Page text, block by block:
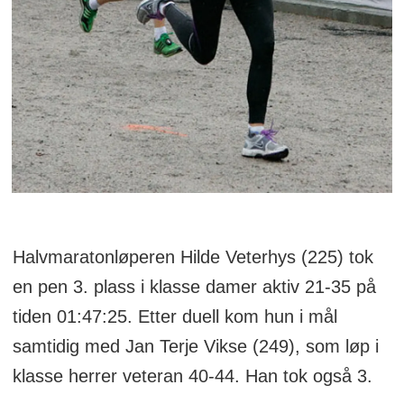
Halvmaratonløperen Hilde Veterhys (225) tok
en pen 3. plass i klasse damer aktiv 21-35 på
tiden 01:47:25. Etter duell kom hun i mål
samtidig med Jan Terje Vikse (249), som løp i
klasse herrer veteran 40-44. Han tok også 3.